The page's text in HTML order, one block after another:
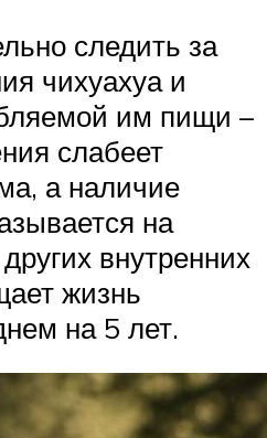
следить за
чихуахуа и
им пищи –
слабеет
а наличие
на
внутренних
жизнь
на 5 лет.